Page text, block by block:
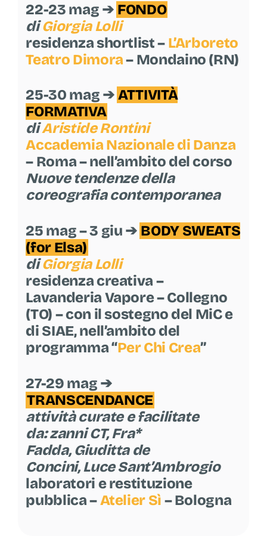
22-23 mag ➔ FONDO
diGiorgia Lolli
residenza shortlist – L’Arboreto
Teatro Dimora– Mondaino (RN)
25-30 mag ➔ ATTIVITÀ
FORMATIVA
diAristide Rontini
Accademia Nazionale di Danza
– Roma – nell’ambito del corso
Nuove tendenze della
coreografia contemporanea
25 mag – 3 giu ➔ BODY SWEATS
(for Elsa)
diGiorgia Lolli
residenza creativa –
Lavanderia Vapore – Collegno
(TO) – con il sostegno del MiC e
di SIAE, nell’ambito del
programma “Per Chi Crea”
27-29 mag ➔
TRANSCENDANCE
attività curate e facilitate
da:zanni CT,Fra*
Fadda, Giuditta de
Concini,Luce Sant’Ambrogio
laboratori e restituzione
pubblica –Atelier Sì – Bologna